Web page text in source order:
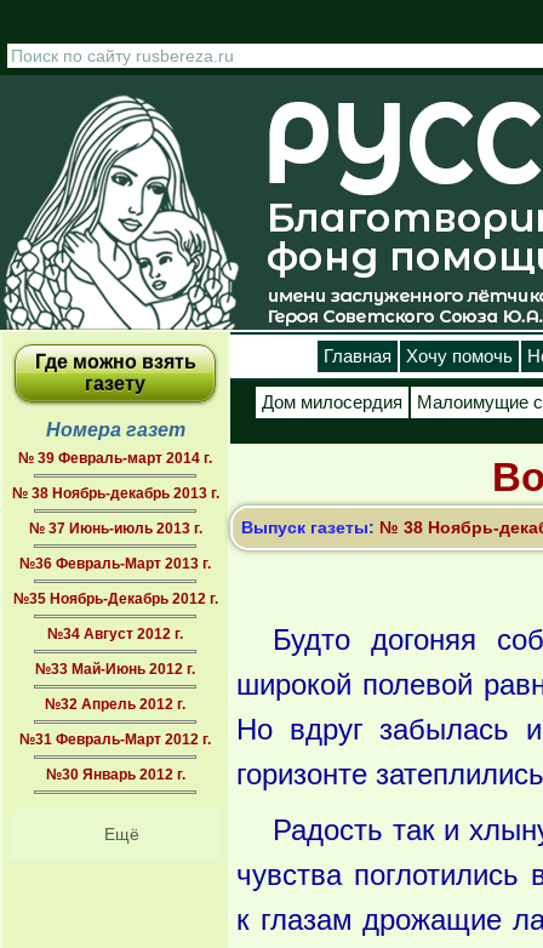
Где можно взять
газету
Номера газет
№ 39 Февраль-март 2014 г.
№ 38 Ноябрь-декабрь 2013 г.
№ 37 Июнь-июль 2013 г.
№36 Февраль-Март 2013 г.
№35 Ноябрь-Декабрь 2012 г.
№34 Август 2012 г.
№33 Май-Июнь 2012 г.
№32 Апрель 2012 г.
№31 Февраль-Март 2012 г.
№30 Январь 2012 г.
Ещё
Главная Хочу помочь
Дом милосердия Малоимущие
Выпуск газеты: № 38 Ноябрь-
Будто догоняя
широкой полевой
Но вдруг забылась
горизонте
Радость так и
чувства
к глазам дрожащие